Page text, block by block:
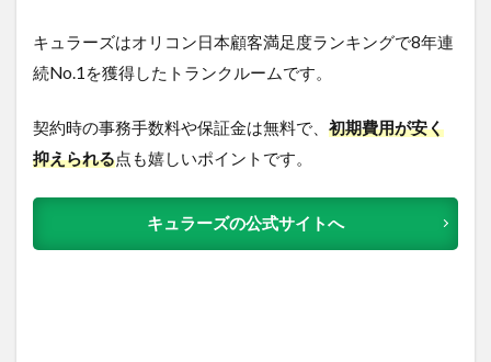
キュラーズはオリコン日本顧客満足度ランキングで8年連
続No.1を獲得したトランクルームです。
契約時の事務手数料や保証金は無料で、 初期費用が安く
抑えられる点も嬉しいポイントです。
キュラーズの公式サイトへ